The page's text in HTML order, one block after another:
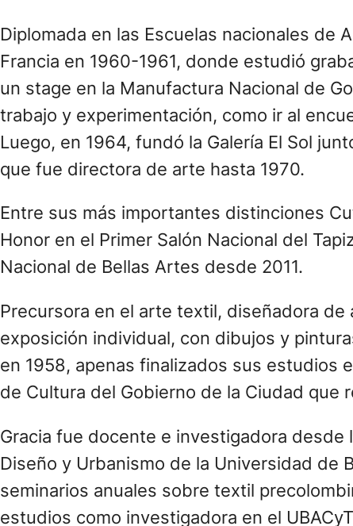
Diplomada en las Escuelas nacionales de
Francia en 1960-1961, donde estudió
un stage en la Manufactura Nacional de
trabajo y experimentación, como ir al
Luego, en 1964, fundó la Galería El Sol
que fue directora de arte hasta 1970.
Entre sus más importantes distinciones
Honor en el Primer Salón Nacional del
Nacional de Bellas Artes desde 2011.
Precursora en el arte textil, diseñadora
exposición individual, con dibujos y
en 1958, apenas finalizados sus estudios
de Cultura del Gobierno de la Ciudad que
Gracia fue docente e investigadora
Diseño y Urbanismo de la Universidad de
seminarios anuales sobre textil
estudios como investigadora en el